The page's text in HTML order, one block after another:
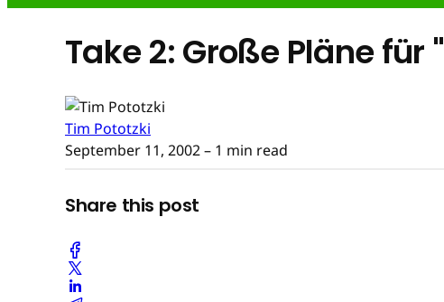
Take 2: Große Pläne für
Tim Pototzki
September 11, 2002– 1 min read
Share this post